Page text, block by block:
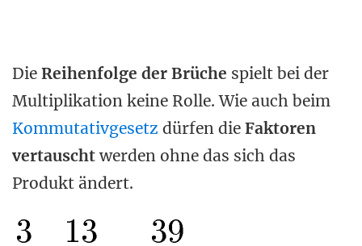
Die Reihenfolge der Brüche spielt bei der
Multiplikation keine Rolle. Wie auch beim
Kommutativgesetz dürfen die Faktoren
vertauschtwerden ohne das sich das
Produkt ändert.